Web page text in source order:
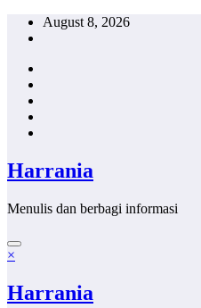
Skip
August 8, 2026
Harrania
Menulis dan berbagi informasi
×
Harrania